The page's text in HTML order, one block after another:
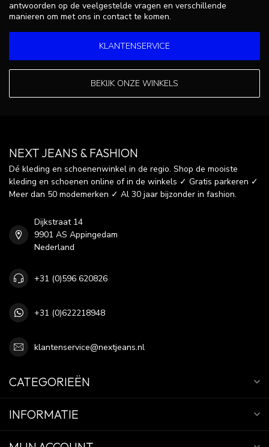
antwoorden op de veelgestelde vragen en verschillende
manieren om met ons in contact te komen.
KLANTENSERVICE
BEKIJK ONZE WINKELS
NEXT JEANS & FASHION
Dé kleding en schoenenwinkel in de regio. Shop de mooiste
kleding en schoenen online of in de winkels ✓ Gratis parkeren ✓
Meer dan 50 modemerken ✓ Al 30 jaar bijzonder in fashion.
Dijkstraat 14
9901 AS Appingedam
Nederland
+31 (0)596 620826
+31 (0)622218948
klantenservice@nextjeans.nl
CATEGORIEËN
INFORMATIE